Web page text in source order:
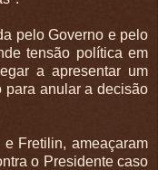
pelo Governo e pelo
tensão política em
a apresentar um
para anular a decisão
Fretilin, ameaçaram
o Presidente caso